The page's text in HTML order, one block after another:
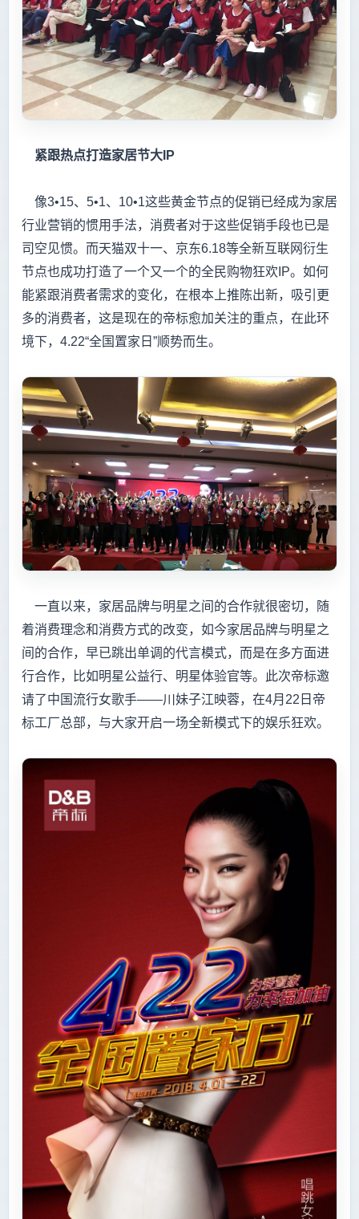
紧跟热点打造家居节大IP
像3•15、5•1、10•1这些黄金节点的促销已经成为家居
行业营销的惯用手法，消费者对于这些促销手段也已是
司空见惯。而天猫双十一、京东6.18等全新互联网衍生
节点也成功打造了一个又一个的全民购物狂欢IP。如何
能紧跟消费者需求的变化，在根本上推陈出新，吸引更
多的消费者，这是现在的帝标愈加关注的重点，在此环
境下，4.22“全国置家日”顺势而生。
一直以来，家居品牌与明星之间的合作就很密切，随
着消费理念和消费方式的改变，如今家居品牌与明星之
间的合作，早已跳出单调的代言模式，而是在多方面进
行合作，比如明星公益行、明星体验官等。此次帝标邀
请了中国流行女歌手——川妹子江映蓉，在4月22日帝
标工厂总部，与大家开启一场全新模式下的娱乐狂欢。